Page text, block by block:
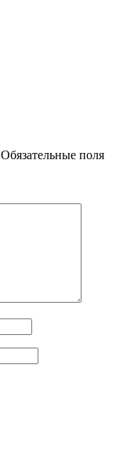
Обязательные поля